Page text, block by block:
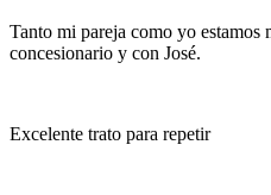
Tanto mi pareja como yo estamos
concesionario y con José.
Excelente trato para repetir